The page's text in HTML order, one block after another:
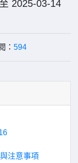
2025-03-14
： 594
注意事項